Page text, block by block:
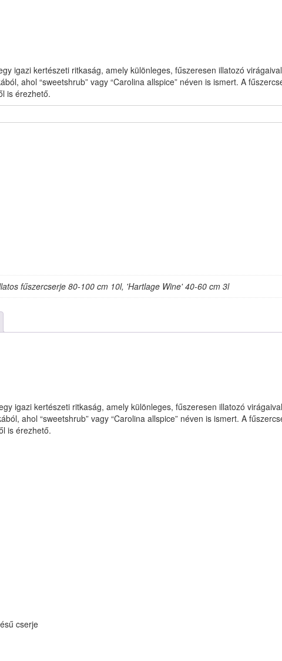
igazi kertészeti ritkaság, amely különleges, fűszeresen illatozó
ahol “sweetshrub” vagy “Carolina allspice” néven is ismert. A
is érezhető.
fűszercserje 80-100 cm 10l, 'Hartlage Wine' 40-60 cm 3l
igazi kertészeti ritkaság, amely különleges, fűszeresen illatozó
ahol “sweetshrub” vagy “Carolina allspice” néven is ismert. A
is érezhető.
cserje